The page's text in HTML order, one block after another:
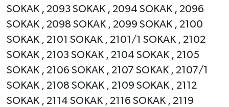
SOKAK , 2093 SOKAK , 2094 SOKAK , 2096
SOKAK , 2098 SOKAK , 2099 SOKAK , 2100
SOKAK , 2101 SOKAK , 2101/1 SOKAK , 2102
SOKAK , 2103 SOKAK , 2104 SOKAK , 2105
SOKAK , 2106 SOKAK , 2107 SOKAK , 2107/1
SOKAK , 2108 SOKAK , 2109 SOKAK , 2112
SOKAK , 2114 SOKAK , 2116 SOKAK , 2119